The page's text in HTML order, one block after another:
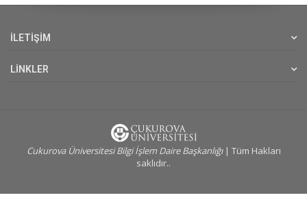
İLETİŞİM
LİNKLER
Cukurova Üniversitesi Bilgi İşlem Daire Başkanlığı| Tüm Hakları
saklıdır..